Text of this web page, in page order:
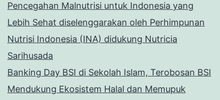
Pencegahan Malnutrisi untuk Indonesia yang
Lebih Sehat diselenggarakan oleh Perhimpunan
Nutrisi Indonesia (INA) didukung Nutricia
Sarihusada
Banking Day BSI di Sekolah Islam, Terobosan BSI
Mendukung Ekosistem Halal dan Memupuk